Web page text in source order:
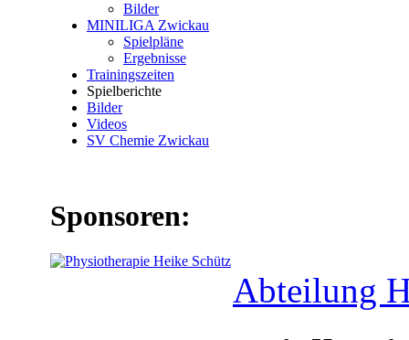
Bilder
MINILIGA Zwickau
Spielpläne
Ergebnisse
Trainingszeiten
Spielberichte
Bilder
Videos
SV Chemie Zwickau
Sponsoren:
Abteilung